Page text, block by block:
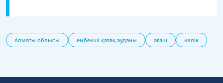
Алматы облысы еңбекші қазақ ауданы ағаш көлік